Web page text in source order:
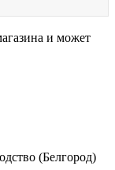
и может
(Белгород)